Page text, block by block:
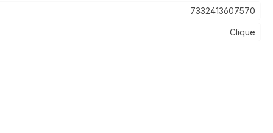
7332413607570
Clique